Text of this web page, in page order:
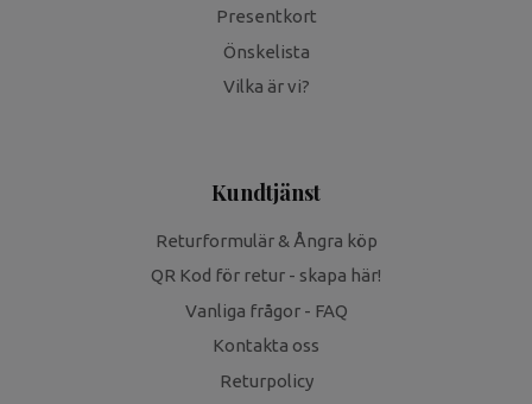
Presentkort
Önskelista
Vilka är vi?
Kundtjänst
Returformulär & Ångra köp
QR Kod för retur - skapa här!
Vanliga frågor - FAQ
Kontakta oss
Returpolicy